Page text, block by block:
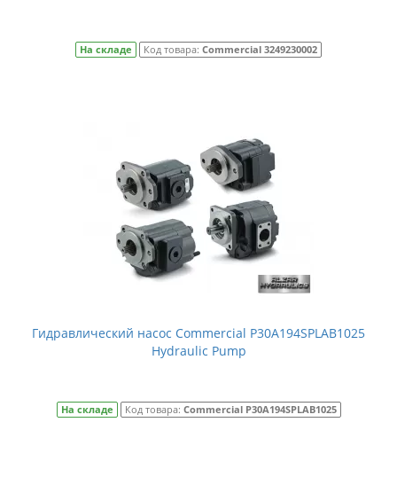
На складе Код товара: Commercial 3249230002
Гидравлический насос Commercial P30A194SPLAB1025
Hydraulic Pump
На складе Код товара: Commercial P30A194SPLAB1025